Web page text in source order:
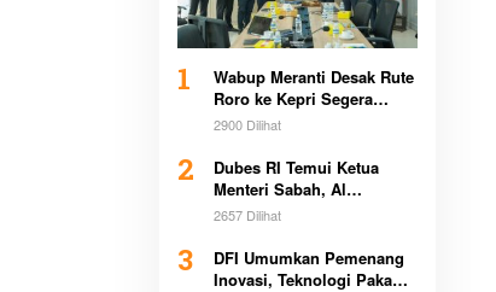
1
Wabup Meranti Desak Rute
Roro ke Kepri Segera
Beroperasi Demi Dongkrak
2900 Dilihat
2
Dubes RI Temui Ketua
Menteri Sabah, Al
Washliyah Beri Apresiasi
2657 Dilihat
3
DFI Umumkan Pemenang
Inovasi, Teknologi Pakan